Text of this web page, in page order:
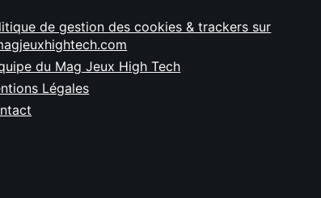
de gestion des cookies & trackers sur
du Mag Jeux High Tech
Légales